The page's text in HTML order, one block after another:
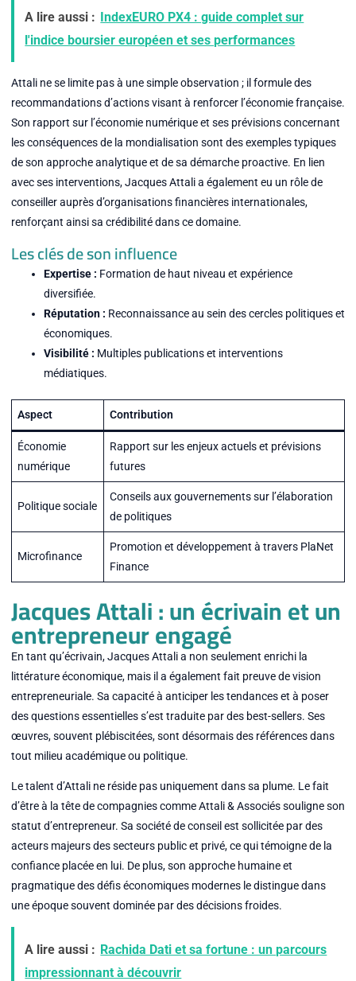
A lire aussi : IndexEURO PX4 : guide complet sur
l'indice boursier européen et ses performances
Attali ne se limite pas à une simple observation ; il formule des
recommandations d’actions visant à renforcer l’économie française.
Son rapport sur l’économie numérique et ses prévisions concernant
les conséquences de la mondialisation sont des exemples typiques
de son approche analytique et de sa démarche proactive. En lien
avec ses interventions, Jacques Attali a également eu un rôle de
conseiller auprès d’organisations financières internationales,
renforçant ainsi sa crédibilité dans ce domaine.
Les clés de son influence
Expertise : Formation de haut niveau et expérience
diversifiée.
Réputation : Reconnaissance au sein des cercles politiques et
économiques.
Visibilité : Multiples publications et interventions
médiatiques.
Aspect Contribution
Économie
numérique
Rapport sur les enjeux actuels et prévisions
futures
Politique sociale
Conseils aux gouvernements sur l’élaboration
de politiques
Microfinance
Promotion et développement à travers PlaNet
Finance
Jacques Attali : un écrivain et un
entrepreneur engagé
En tant qu’écrivain, Jacques Attali a non seulement enrichi la
littérature économique, mais il a également fait preuve de vision
entrepreneuriale. Sa capacité à anticiper les tendances et à poser
des questions essentielles s’est traduite par des best-sellers. Ses
œuvres, souvent plébiscitées, sont désormais des références dans
tout milieu académique ou politique.
Le talent d’Attali ne réside pas uniquement dans sa plume. Le fait
d’être à la tête de compagnies comme Attali & Associés souligne son
statut d’entrepreneur. Sa société de conseil est sollicitée par des
acteurs majeurs des secteurs public et privé, ce qui témoigne de la
confiance placée en lui. De plus, son approche humaine et
pragmatique des défis économiques modernes le distingue dans
une époque souvent dominée par des décisions froides.
A lire aussi : Rachida Dati et sa fortune : un parcours
impressionnant à découvrir